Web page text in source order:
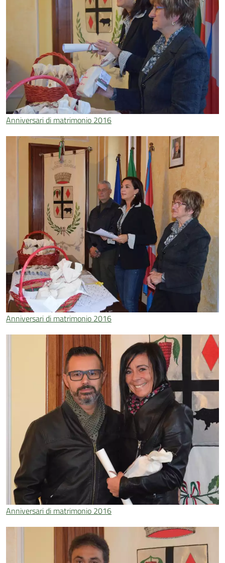
Anniversari di matrimonio 2016
Anniversari di matrimonio 2016
Anniversari di matrimonio 2016